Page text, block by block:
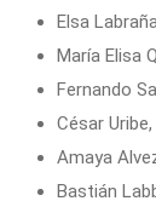
Elsa
María Elisa
Fernando
César Uribe,
Amaya
Bastián